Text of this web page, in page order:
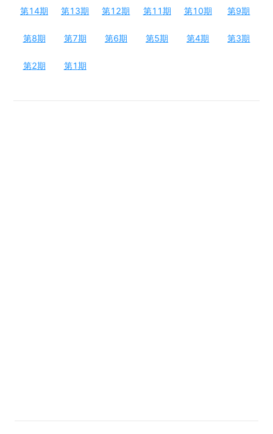
第14期 第13期 第12期 第11期 第10期 第9期
第8期 第7期 第6期 第5期 第4期 第3期
第2期 第1期